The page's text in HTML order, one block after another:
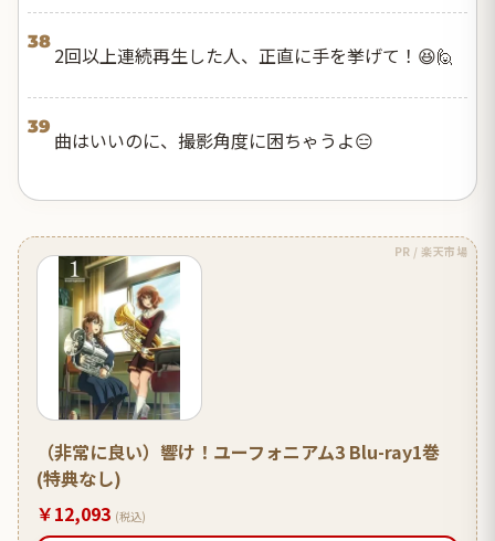
38
2回以上連続再生した人、正直に手を挙げて！😆🙋
39
曲はいいのに、撮影角度に困ちゃうよ😑
PR / 楽天市場
（非常に良い）響け！ユーフォニアム3 Blu-ray1巻
(特典なし)
￥12,093 (税込)